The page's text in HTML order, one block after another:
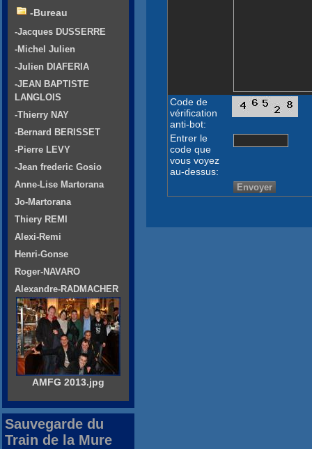
Code de
vérification
anti-bot:
Entrer le
code que
vous voyez
au-dessus:
-Bureau
-Jacques DUSSERRE
-Michel Julien
-Julien DIAFERIA
-JEAN BAPTISTE
LANGLOIS
-Thierry NAY
-Bernard BERISSET
-Pierre LEVY
-Jean frederic Gosio
Anne-Lise Martorana
Jo-Martorana
Thiery REMI
Alexi-Remi
Henri-Gonse
Roger-NAVARO
Alexandre-RADMACHER
AMFG 2013.jpg
Sauvegarde du
Train de la Mure